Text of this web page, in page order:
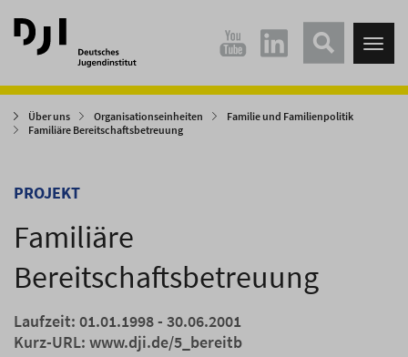
Direkt
zum
Hauptinhalt
Direkt
zum
Hauptmenü
Über uns Organisationseinheiten
Familie und Familienpolitik
Familiäre Bereitschaftsbetreuung
PROJEKT
Familiäre
Bereitschaftsbetreuung
Laufzeit: 01.01.1998 - 30.06.2001
Kurz-URL: www.dji.de/5_bereitb